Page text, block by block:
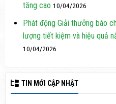
tăng cao 10/04/2026
Phát động Giải thưởng báo
lượng tiết kiệm và hiệu quả
10/04/2026
TIN MỚI CẬP NHẬT